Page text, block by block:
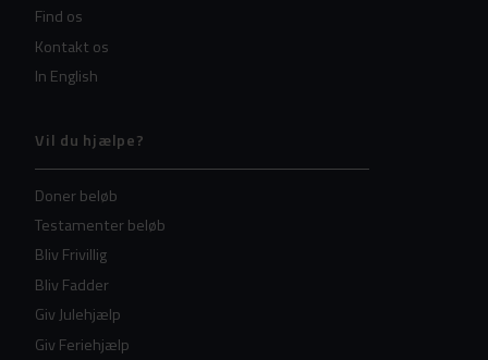
Find os
Kontakt os
In English
Vil du hjælpe?
Doner beløb
Testamenter beløb
Bliv Frivillig
Bliv Fadder
Giv Julehjælp
Giv Feriehjælp